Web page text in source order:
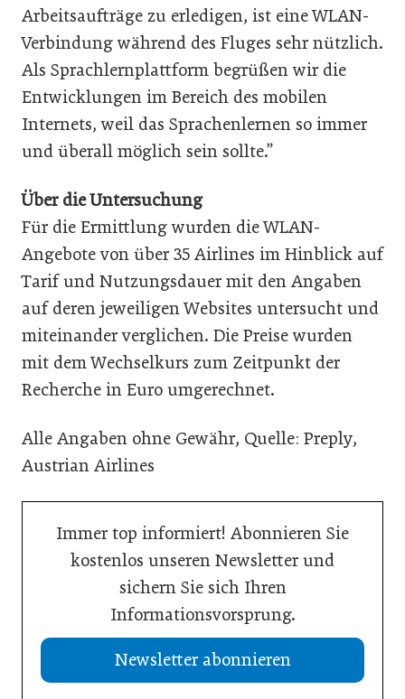
Arbeitsaufträge zu erledigen, ist eine WLAN-
Verbindung während des Fluges sehr nützlich.
Als Sprachlernplattform begrüßen wir die
Entwicklungen im Bereich des mobilen
Internets, weil das Sprachenlernen so immer
und überall möglich sein sollte.”
Über die Untersuchung
Für die Ermittlung wurden die WLAN-
Angebote von über 35 Airlines im Hinblick auf
Tarif und Nutzungsdauer mit den Angaben
auf deren jeweiligen Websites untersucht und
miteinander verglichen. Die Preise wurden
mit dem Wechselkurs zum Zeitpunkt der
Recherche in Euro umgerechnet.
Alle Angaben ohne Gewähr, Quelle: Preply,
Austrian Airlines
Immer top informiert! Abonnieren Sie
kostenlos unseren Newsletter und
sichern Sie sich Ihren
Informationsvorsprung.
Newsletter abonnieren